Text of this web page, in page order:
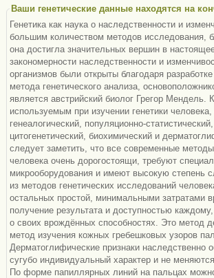
Ваши генетические данные находятся на
Генетика как наука о наследственности и
большим количеством методов исследования,
она достигла значительных вершин в
закономерности наследственности и
организмов были открыты благодаря
метода генетического анализа,
является австрийский биолог Грегор Мендель.
используемым при изучении генетики человека,
генеалогический, популяционно-
цитогенетический, биохимический и
следует заметить, что все современные методы
человека очень дорогостоящи, требуют
микрооборудования и имеют высокую степень
из методов генетических исследований
остальных простой, минимальными затратами
получение результата и доступностью каждому,
о своих врождённых способностях. Это метод
метод изучения кожных гребешковых узоров
Дерматоглифические признаки наследственно
сугубо индивидуальный характер и не
По форме папиллярных линий на пальцах